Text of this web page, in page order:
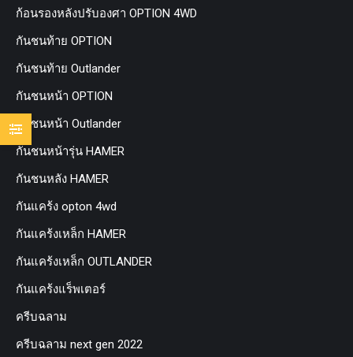
ก้อนรองหลังปรับองศา OPTION 4WD
กันชนท้าย OPTION
กันชนท้าย Outlander
กันชนหน้า OPTION
กันชนหน้า Outlander
กันชนหน้ารุ่น HAMER
กันชนหลัง HAMER
กันแคร้ง opton 4wd
กันแคร้งเหล็ก HAMER
กันแคร้งเหล็ก OUTLANDER
กันแคร้งแร็พเตอร์
ครีบฉลาม
ครีบฉลาม next gen 2022